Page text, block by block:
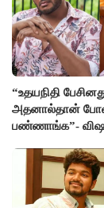
“உதயநிதி
அதனால்தான்
பண்ணாங்க”-